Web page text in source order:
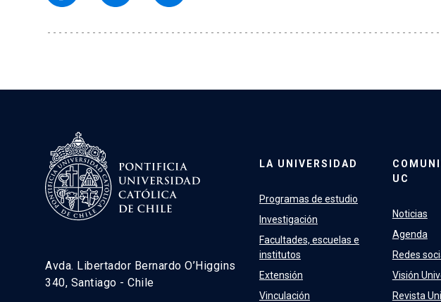
Avda. Libertador Bernardo O’Higgins
340, Santiago - Chile
LA UNIVERSIDAD
Programas de estudio
Investigación
Facultades, escuelas e
institutos
Extensión
Vinculación
UC
Noticias
Agenda
Redes
Visión
Revista